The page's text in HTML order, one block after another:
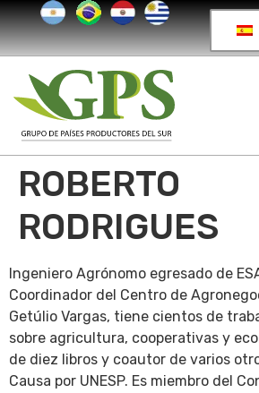
ROBERTO
RODRIGUES
Ingeniero Agrónomo egresado de
Coordinador del Centro de
Getúlio Vargas, tiene cientos de
sobre agricultura, cooperativas y
de diez libros y coautor de varios
Causa por UNESP. Es miembro del